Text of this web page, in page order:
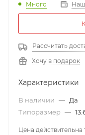
Много
Рассчитать
Хочу в подарок
Характеристики
В наличии — Да
Типоразмер —
Цена действительна